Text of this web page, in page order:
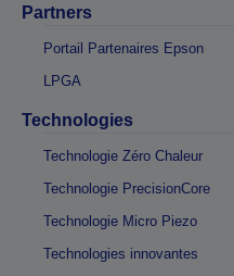
Partners
Portail Partenaires Epson
LPGA
Technologies
Technologie Zéro Chaleur
Technologie PrecisionCore
Technologie Micro Piezo
Technologies innovantes